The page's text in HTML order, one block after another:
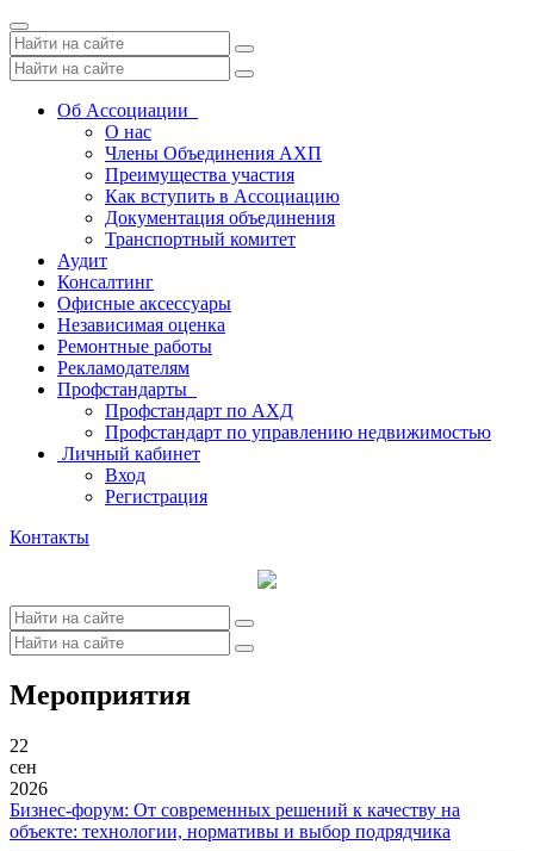
Toggle
navigation
Об Ассоциации
О нас
Члены Объединения АХП
Преимущества участия
Как вступить в Ассоциацию
Документация объединения
Транспортный комитет
Аудит
Консалтинг
Офисные аксессуары
Независимая оценка
Ремонтные работы
Рекламодателям
Профстандарты
Профстандарт по АХД
Профстандарт по управлению недвижимостью
Личный кабинет
Вход
Регистрация
Контакты
Мероприятия
22
сен
2026
Бизнес-форум: От современных решений к качеству на
объекте: технологии, нормативы и выбор подрядчика